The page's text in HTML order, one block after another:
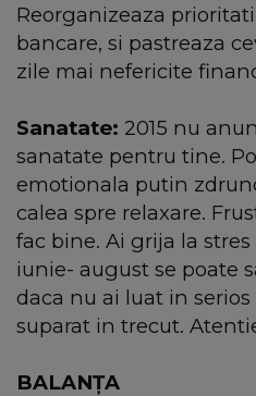
Reorganizeaza
bancare, si pastreaza
zile mai nefericite
Sanatate: 2015 nu
sanatate pentru tine.
emotionala putin
calea spre relaxare.
fac bine. Ai grija la
iunie- august se poate
daca nu ai luat in
suparat in trecut.
BALANŢA